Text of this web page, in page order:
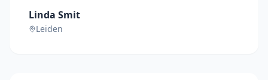
Linda Smit
Leiden